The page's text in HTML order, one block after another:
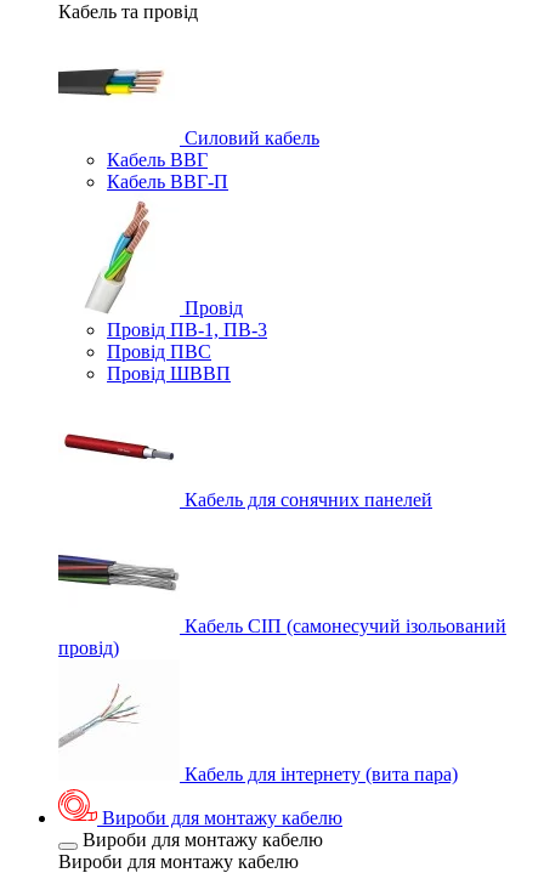
Кабель та провід
Силовий кабель
Кабель ВВГ
Кабель ВВГ-П
Провід
Провід ПВ-1, ПВ-3
Провід ПВС
Провід ШВВП
Кабель для сонячних панелей
Кабель СІП (самонесучий ізольований
провід)
Кабель для інтернету (вита пара)
Вироби для монтажу кабелю
Вироби для монтажу кабелю
Вироби для монтажу кабелю